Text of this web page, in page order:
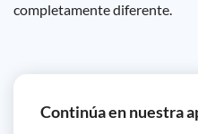
completamente diferente.
Continúa en nuestra